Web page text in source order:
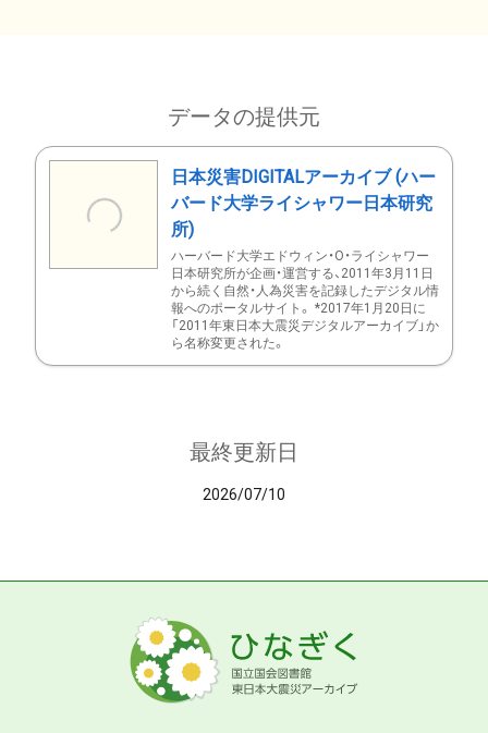
データの提供元
日本災害DIGITALアーカイブ (ハー
バード大学ライシャワー日本研究
所)
ハーバード大学エドウィン・O・ライシャワー
日本研究所が企画・運営する、2011年3月11日
から続く自然・人為災害を記録したデジタル情
報へのポータルサイト。 *2017年1月20日に
「2011年東日本大震災デジタルアーカイブ」か
ら名称変更された。
最終更新日
2026/07/10